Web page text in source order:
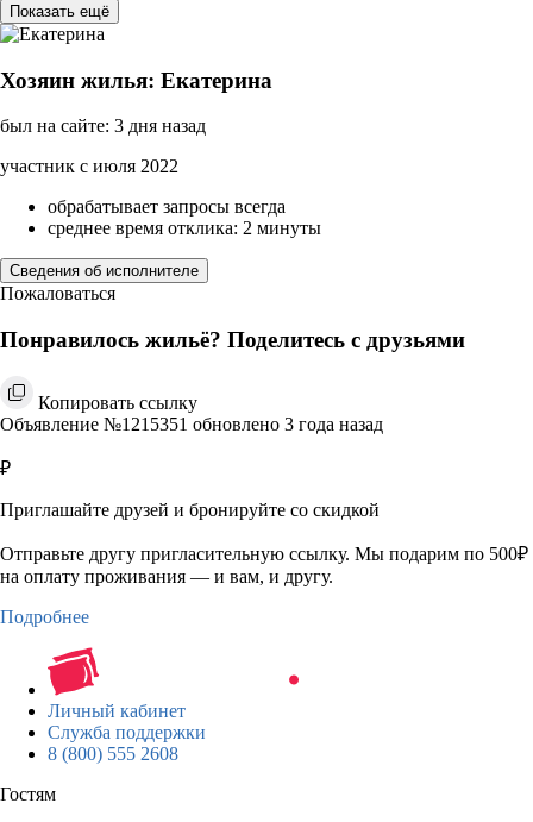
Показать ещё
Хозяин жилья: Екатерина
был на сайте: 3 дня назад
участник с июля 2022
обрабатывает запросы всегда
среднее время отклика: 2 минуты
Сведения об исполнителе
Пожаловаться
Понравилось жильё? Поделитесь с друзьями
Копировать ссылку
Объявление №1215351 обновлено 3 года назад
₽
Приглашайте друзей и бронируйте со скидкой
Отправьте другу пригласительную ссылку. Мы подарим по 500₽
на оплату проживания — и вам, и другу.
Подробнее
Личный кабинет
Служба поддержки
8 (800) 555 2608
Гостям